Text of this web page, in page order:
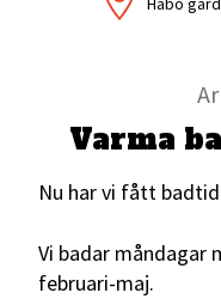
Varma
Nu har vi fått
Vi badar måndagar
februari-maj.